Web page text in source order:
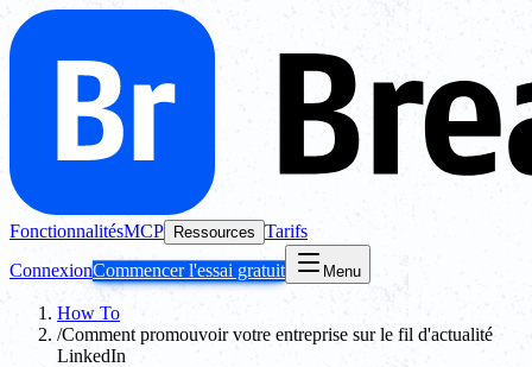
FonctionnalitésMCP Ressources Tarifs
ConnexionCommencer l'essai gratuit Menu
How To
/Comment promouvoir votre entreprise sur le fil d'actualité
LinkedIn